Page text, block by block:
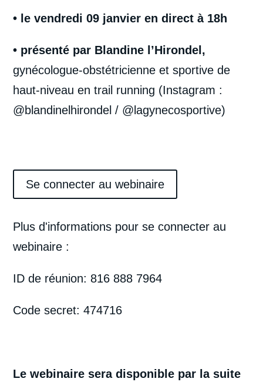
• le vendredi 09 janvier en direct à 18h
• présenté par Blandine l’Hirondel,
gynécologue-obstétricienne et sportive de
haut-niveau en trail running (Instagram :
@blandinelhirondel / @lagynecosportive)
Se connecter au webinaire
Plus d'informations pour se connecter au
webinaire :
ID de réunion: 816 888 7964
Code secret: 474716
Le webinaire sera disponible par la suite